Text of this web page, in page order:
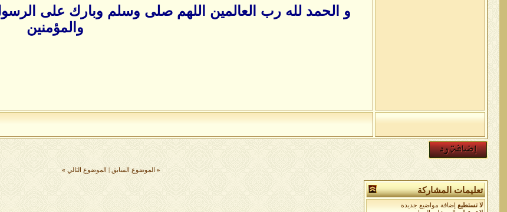
و الحمد لله رب العالمين اللهم صلى وسلم وبارك على
والمؤمنين
« الموضوع السابق الموضوع التالي »
تعليمات المشاركة
لا تستطيع
إضافة مواضيع جديدة